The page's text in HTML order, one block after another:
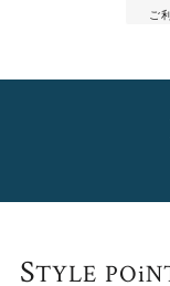
ご
STYLE